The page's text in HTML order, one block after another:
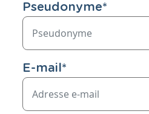
Pseudonyme*
E-mail*